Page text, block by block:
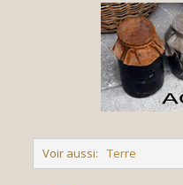
Voir aussi: Terre